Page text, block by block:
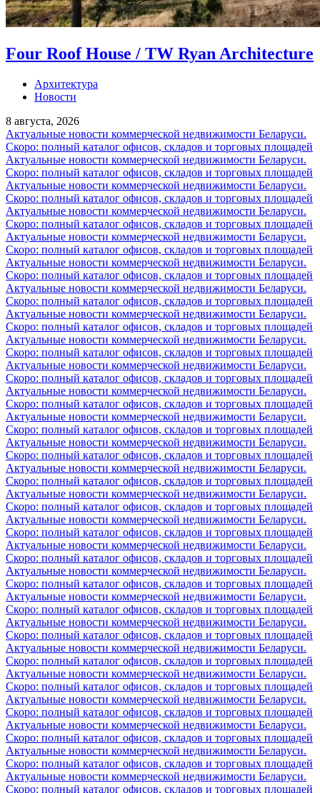
Four Roof House / TW Ryan Architecture
Архитектура
Новости
8 августа, 2026
Актуальные новости коммерческой недвижимости Беларуси.
Скоро: полный каталог офисов, складов и торговых площадей
Актуальные новости коммерческой недвижимости Беларуси.
Скоро: полный каталог офисов, складов и торговых площадей
Актуальные новости коммерческой недвижимости Беларуси.
Скоро: полный каталог офисов, складов и торговых площадей
Актуальные новости коммерческой недвижимости Беларуси.
Скоро: полный каталог офисов, складов и торговых площадей
Актуальные новости коммерческой недвижимости Беларуси.
Скоро: полный каталог офисов, складов и торговых площадей
Актуальные новости коммерческой недвижимости Беларуси.
Скоро: полный каталог офисов, складов и торговых площадей
Актуальные новости коммерческой недвижимости Беларуси.
Скоро: полный каталог офисов, складов и торговых площадей
Актуальные новости коммерческой недвижимости Беларуси.
Скоро: полный каталог офисов, складов и торговых площадей
Актуальные новости коммерческой недвижимости Беларуси.
Скоро: полный каталог офисов, складов и торговых площадей
Актуальные новости коммерческой недвижимости Беларуси.
Скоро: полный каталог офисов, складов и торговых площадей
Актуальные новости коммерческой недвижимости Беларуси.
Скоро: полный каталог офисов, складов и торговых площадей
Актуальные новости коммерческой недвижимости Беларуси.
Скоро: полный каталог офисов, складов и торговых площадей
Актуальные новости коммерческой недвижимости Беларуси.
Скоро: полный каталог офисов, складов и торговых площадей
Актуальные новости коммерческой недвижимости Беларуси.
Скоро: полный каталог офисов, складов и торговых площадей
Актуальные новости коммерческой недвижимости Беларуси.
Скоро: полный каталог офисов, складов и торговых площадей
Актуальные новости коммерческой недвижимости Беларуси.
Скоро: полный каталог офисов, складов и торговых площадей
Актуальные новости коммерческой недвижимости Беларуси.
Скоро: полный каталог офисов, складов и торговых площадей
Актуальные новости коммерческой недвижимости Беларуси.
Скоро: полный каталог офисов, складов и торговых площадей
Актуальные новости коммерческой недвижимости Беларуси.
Скоро: полный каталог офисов, складов и торговых площадей
Актуальные новости коммерческой недвижимости Беларуси.
Скоро: полный каталог офисов, складов и торговых площадей
Актуальные новости коммерческой недвижимости Беларуси.
Скоро: полный каталог офисов, складов и торговых площадей
Актуальные новости коммерческой недвижимости Беларуси.
Скоро: полный каталог офисов, складов и торговых площадей
Актуальные новости коммерческой недвижимости Беларуси.
Скоро: полный каталог офисов, складов и торговых площадей
Актуальные новости коммерческой недвижимости Беларуси.
Скоро: полный каталог офисов, складов и торговых площадей
Актуальные новости коммерческой недвижимости Беларуси.
Скоро: полный каталог офисов, складов и торговых площадей
Актуальные новости коммерческой недвижимости Беларуси.
Скоро: полный каталог офисов, складов и торговых площадей